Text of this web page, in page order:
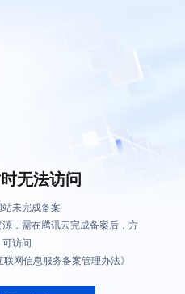
无法访问
未完成备案
，需在腾讯云完成备案后，方
可访问
网信息服务备案管理办法》